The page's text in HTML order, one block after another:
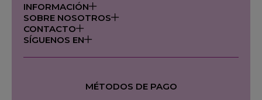
INFORMACIÓN
SOBRE NOSOTROS
CONTACTO
SÍGUENOS EN
MÉTODOS DE PAGO